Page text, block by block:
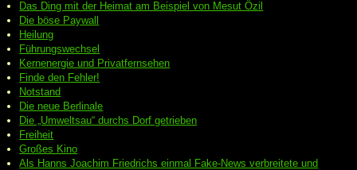
Das Ding mit der Heimat am Beispiel von Mesut Özil
Die böse Paywall
Heilung
Führungswechsel
Kernenergie und Privatfernsehen
Finde den Fehler!
Notstand
Die neue Berlinale
Die „Umweltsau“ durchs Dorf getrieben
Freiheit
Großes Kino
Als Hanns Joachim Friedrichs einmal Fake-News verbreitete und